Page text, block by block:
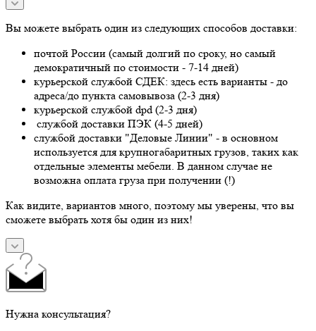
Вы можете выбрать один из следующих способов доставки:
почтой России (самый долгий по сроку, но самый
демократичный по стоимости - 7-14 дней)
курьерской службой СДЕК: здесь есть варианты - до
адреса/до пункта самовывоза (2-3 дня)
курьерской службой dpd (2-3 дня)
службой доставки ПЭК (4-5 дней)
службой доставки "Деловые Линии" - в основном
используется для крупногабаритных грузов, таких как
отдельные элементы мебели. В данном случае не
возможна оплата груза при получении (!)
Как видите, вариантов много, поэтому мы уверены, что вы
сможете выбрать хотя бы один из них!
Нужна консультация?